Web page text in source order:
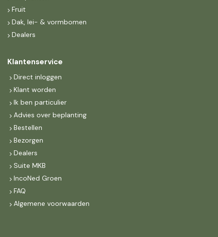
Fruit
Dak, lei- & vormbomen
Dealers
Klantenservice
Direct inloggen
Klant worden
Ik ben particulier
Advies over beplanting
Bestellen
Bezorgen
Dealers
Suite MKB
IncoNed Groen
FAQ
Algemene voorwaarden